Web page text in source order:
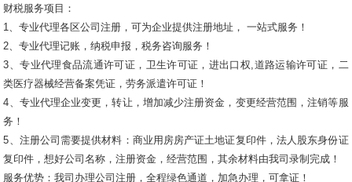
财税服务项目：
1、专业代理各区公司注册，可为企业提供注册地址， 一站式服务！
2、专业代理记账，纳税申报，税务咨询服务！
3、专业代理食品流通许可证，卫生许可证，进出口权,道路运输许可证，二
类医疗器械经营备案凭证，劳务派遣许可证！
4、专业代理企业变更，转让，增加减少注册资金，变更经营范围，注销等服
务！
5、注册公司需要提供材料：商业用房房产证土地证复印件，法人股东身份证
复印件，想好公司名称，注册资金，经营范围，其余材料由我司录制完成！
服务优势：我司办理公司注册，全程绿色通道，加急办理，可拿证！